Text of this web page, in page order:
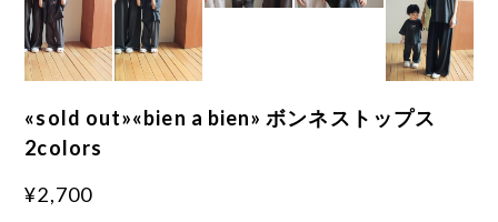
«sold out»«bien a bien» ボンネストップス
2colors
¥2,700